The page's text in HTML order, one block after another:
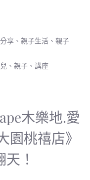
享 、親子生活 、親子
、親子 、講座
木樂地.愛
桃禧店》
！